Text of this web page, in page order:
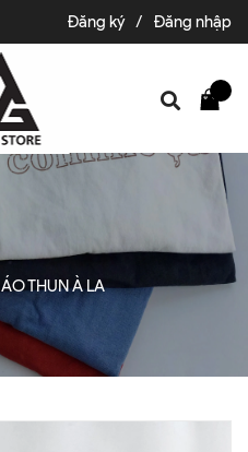
Đăng ký / Đăng nhập
ÁO THUN À LA